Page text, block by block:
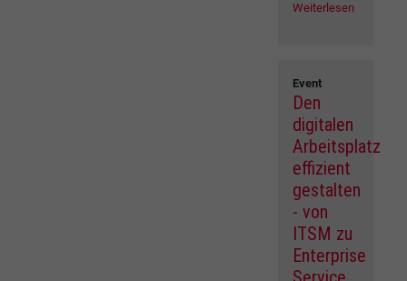
Weiterlesen
Event
Den
digitalen
Arbeitsplatz
effizient
gestalten
- von
ITSM zu
Enterprise